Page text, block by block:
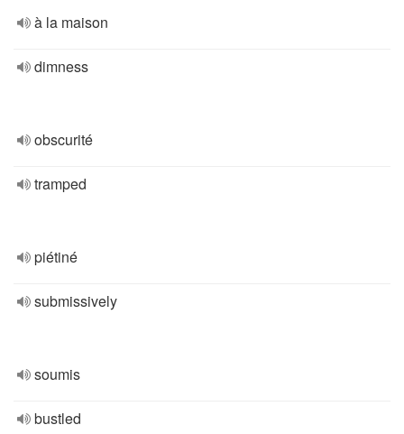
à la maison
dimness
obscurité
tramped
piétiné
submissively
soumis
bustled